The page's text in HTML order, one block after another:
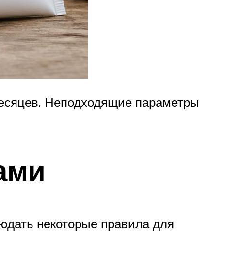
Неподходящие параметры
некоторые правила для